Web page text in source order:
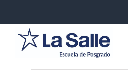
contenido